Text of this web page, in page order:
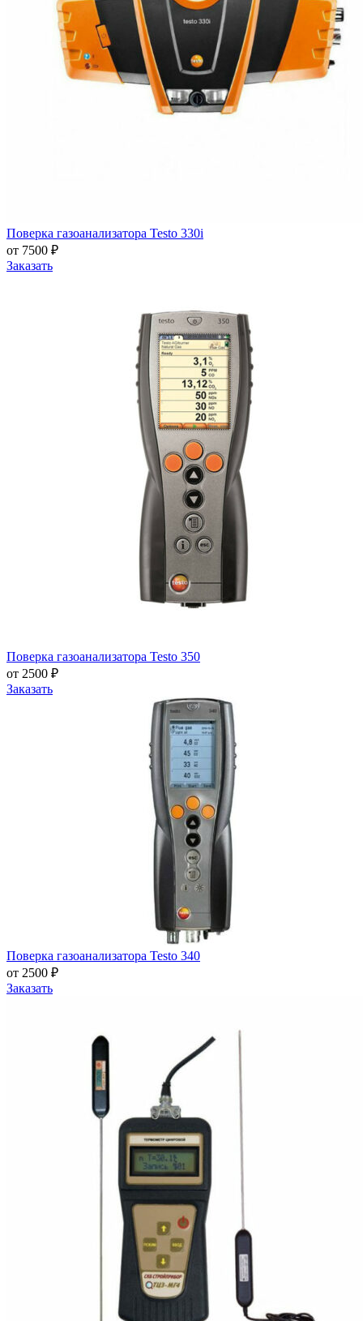
Поверка газоанализатора Testo 330i
от 7500 ₽
Заказать
Поверка газоанализатора Testo 350
от 2500 ₽
Заказать
Поверка газоанализатора Testo 340
от 2500 ₽
Заказать